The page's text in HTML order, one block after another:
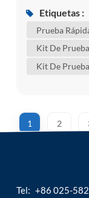
puede usar el
nuestro kit
Etiquetas :
Prueba
Kit De
Kit De
1 2
Tel: +86 025-